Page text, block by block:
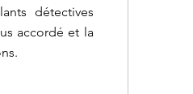
détectives
accordé et la